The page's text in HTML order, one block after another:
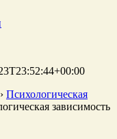
› Психологическая
зависимость